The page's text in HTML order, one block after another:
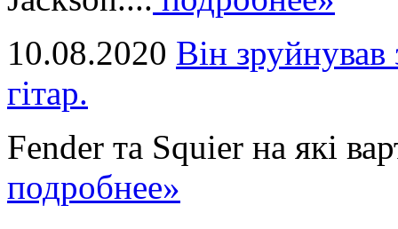
10.08.2020 Він
гітар.
Fender та Squier на які
подробнее»